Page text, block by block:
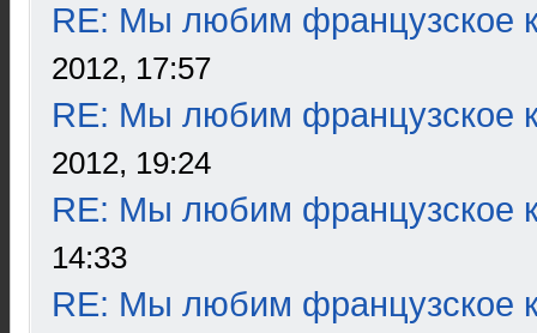
RE: Мы любим французское
2012, 17:57
RE: Мы любим французское
2012, 19:24
RE: Мы любим французское
14:33
RE: Мы любим французское